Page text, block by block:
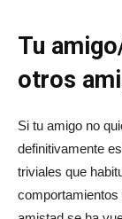
Tu
otros
Si tu amigo no
definitivamente
triviales que
comportamientos